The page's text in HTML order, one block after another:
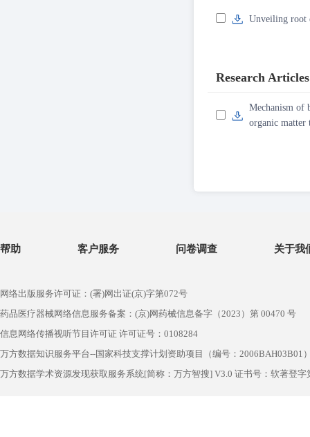
Unveiling root
Research Articles
Mechanism of
organic matter
帮助 客户服务 问卷调查 关于我
网络出版服务许可证：(署)网出证(京)字第072号
药品医疗器械网络信息服务备案：(京)网药械信息备字（2023）第 00470 号
信息网络传播视听节目许可证 许可证号：0108284
万方数据知识服务平台--国家科技支撑计划资助项目（编号：2006BAH03B01
万方数据学术资源发现获取服务系统[简称：万方智搜] V3.0 证书号：软著登字